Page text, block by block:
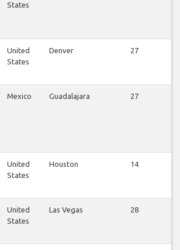
States
United
States
Denver
27
Mexico Guadalajara
27
United
States
Houston
14
United
States
Las Vegas
28